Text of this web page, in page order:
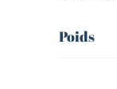
Poids